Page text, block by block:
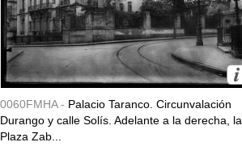
0060FMHA - Palacio Taranco. Circunvalación
Durango y calle Solís. Adelante a la derecha, la
Plaza Zab...